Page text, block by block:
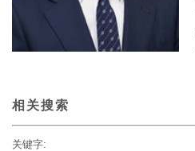
相关搜索
关键字: